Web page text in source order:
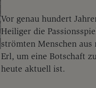
Vor genau hundert
Heiliger die
strömten Menschen
Erl, um eine Botschaft
heute aktuell ist.